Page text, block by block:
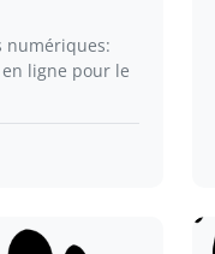
numériques:
ligne pour le